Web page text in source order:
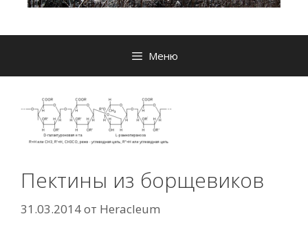
Меню
Пектины из борщевиков
31.03.2014от Heracleum